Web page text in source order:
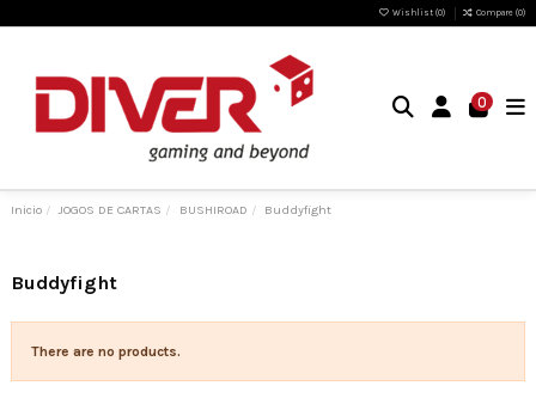
Wishlist (0) Compare (0)
0
Inicio JOGOS DE CARTAS BUSHIROAD Buddyfight
Buddyfight
There are no products.